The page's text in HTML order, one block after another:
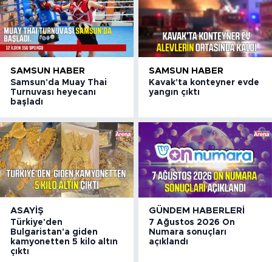
SAMSUN HABER
Samsun'da Muay Thai
Turnuvası heyecanı
başladı
SAMSUN HABER
Kavak'ta konteyner evde
yangın çıktı
ASAYIŞ
Türkiye'den
Bulgaristan'a giden
kamyonetten 5 kilo altın
çıktı
GÜNDEM HABERLERI
7 Ağustos 2026 On
Numara sonuçları
açıklandı